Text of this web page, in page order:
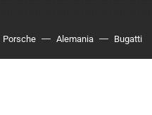
Porsche Alemania Bugatti